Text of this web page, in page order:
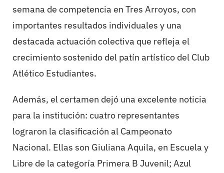
semana de competencia en Tres Arroyos, con
importantes resultados individuales y una
destacada actuación colectiva que refleja el
crecimiento sostenido del patín artístico del Club
Atlético Estudiantes.
Además, el certamen dejó una excelente noticia
para la institución: cuatro representantes
lograron la clasificación al Campeonato
Nacional. Ellas son Giuliana Aquila, en Escuela y
Libre de la categoría Primera B Juvenil; Azul